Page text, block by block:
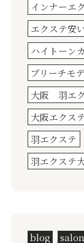
インナーエ
エクステ安
ハイトーン
ブリーチモ
大阪 羽エ
大阪エク
羽エクステ
羽エクステ
blog